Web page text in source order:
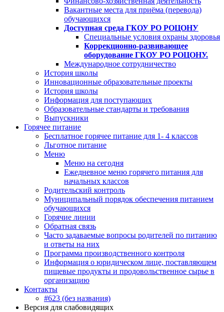
Вакантные места для приёма (перевода)
обучающихся
Доступная среда ГКОУ РО РОЦОНУ
Специальные условия охраны здоровья
Коррекционно-развивающее
оборудование ГКОУ РО РОЦОНУ.
Международное сотрудничество
История школы
Инновационные образовательные проекты
История школы
Информация для поступающих
Образовательные стандарты и требования
Выпускники
Горячее питание
Бесплатное горячее питание для 1- 4 классов
Льготное питание
Меню
Меню на сегодня
Ежедневное меню горячего питания для
начальных классов
Родительский контроль
Муниципальный порядок обеспечения питанием
обучающихся
Горячие линии
Обратная связь
Часто задаваемые вопросы родителей по питанию
и ответы на них
Программа производственного контроля
Информация о юридическом лице, поставляющем
пищевые продукты и продовольственное сырье в
организацию
Контакты
#623 (без названия)
Версия для слабовидящих